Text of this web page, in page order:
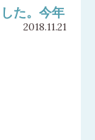
た。今年
2018.11.21